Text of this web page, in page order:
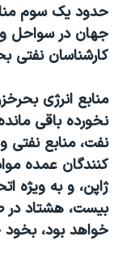
ویدیوها
فرهنگ و زندگی
اقتصادی
علم و فناوری
اسرائیل در جنگ
گالری عکس
آرشیو پخش زنده
بایگانی برنامه‌های
مستندها
حمله جمهوری
رمز مهسا
ورزش زنان در ایران
اعتراضات زن،
مجموعه مستندهای
دنبال کنید
زبانهای مختلف
حدود يک سوم
جهان در سواحل و
کارشناسان نفتی
منابع انرژی
نخورده باقی
نفت، منابع
کنندگان عمده
ژاپن، و به ويژه
بيست، هشتاد در
خواهد بود،